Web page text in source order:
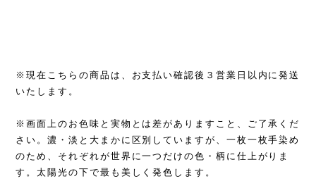
※現在こちらの商品は、お支払い確認後３営業日以内に発送
いたします。
※画面上のお色味と実物とは差がありますこと、ご了承くだ
さい。濃・淡と大まかに区別していますが、一枚一枚手染め
のため、それぞれが世界に一つだけの色・柄に仕上がりま
す。太陽光の下で最も美しく発色します。